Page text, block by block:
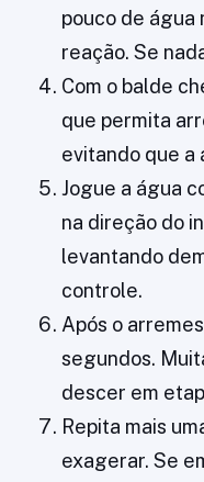
pouco de água
reação. Se
Com o balde
que permita
evitando que a
Jogue a água
na direção do
levantando
controle.
Após o
segundos.
descer em
Repita mais
exagerar. Se